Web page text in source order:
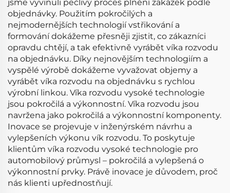
jsme vyvinuli pečlivý proces plnění zakázek podle
objednávky. Použitím pokročilých a
nejmodernějších technologií vstřikování a
formování dokážeme přesněji zjistit, co zákazníci
opravdu chtějí, a tak efektivně vyrábět víka rozvodu
na objednávku. Díky nejnovějším technologiím a
vyspělé výrobě dokážeme vyvažovat objemy a
vyrábět víka rozvodu na objednávku s rychlou
výrobní linkou. Víka rozvodu vysoké technologie
jsou pokročilá a výkonnostní. Víka rozvodu jsou
navržena jako pokročilá a výkonnostní komponenty.
Inovace se projevuje v inženýrském návrhu a
vylepšeních výkonu vík rozvodu. To poskytuje
klientům víka rozvodu vysoké technologie pro
automobilový průmysl – pokročilá a vylepšená o
výkonnostní prvky. Právě inovace je důvodem, proč
nás klienti upřednostňují.